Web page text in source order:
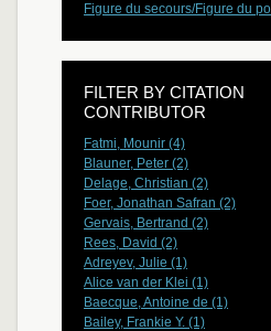
Figure du secours/Figure du
FILTER BY CITATION
CONTRIBUTOR
Fatmi, Mounir (4)
Blauner, Peter (2)
Delage, Christian (2)
Foer, Jonathan Safran (2)
Gervais, Bertrand (2)
Rees, David (2)
Adreyev, Julie (1)
Alice van der Klei (1)
Baecque, Antoine de (1)
Bailey, Frankie Y. (1)